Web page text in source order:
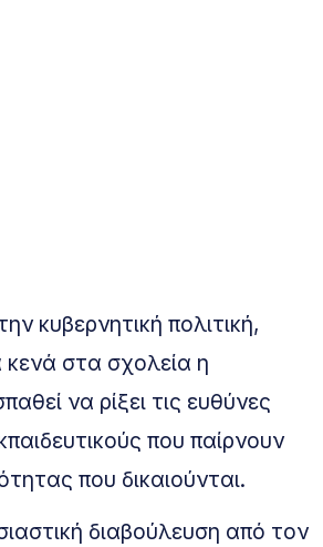
κυβερνητική πολιτική,
κενά στα σχολεία η
να ρίξει τις ευθύνες
που παίρνουν
που δικαιούνται.
διαβούλευση από τον